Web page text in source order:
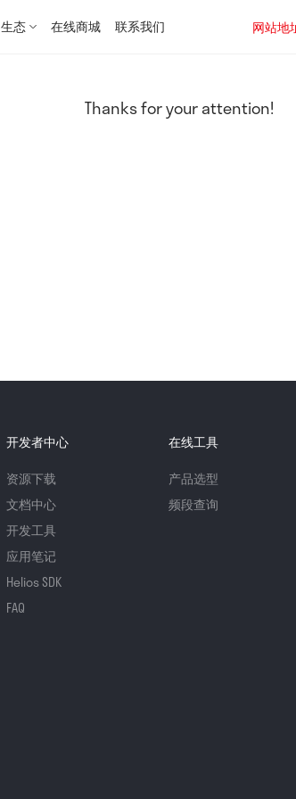
生态 在线商城 联系我们
网站地
Thanks for your attention!
开发者中心
资源下载
文档中心
开发工具
应用笔记
Helios SDK
FAQ
在线工具
产品选型
频段查询